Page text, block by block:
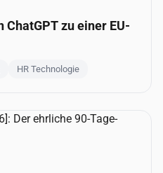
ChatGPT zu einer EU-
HR Technologie